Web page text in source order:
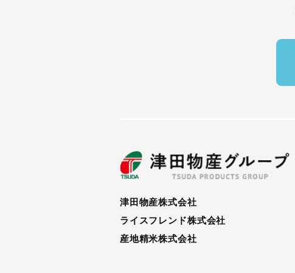
津田物産株式会社
ライスフレンド株式会社
産地精米株式会社